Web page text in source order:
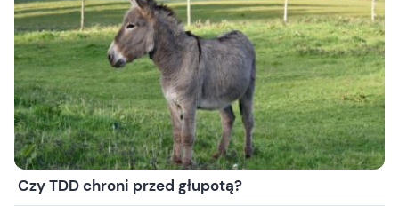
Czy TDD chroni przed głupotą?